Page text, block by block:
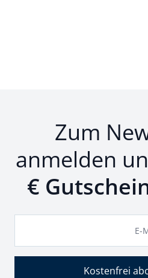
Zum
anmelden
€
E-
Kostenfrei